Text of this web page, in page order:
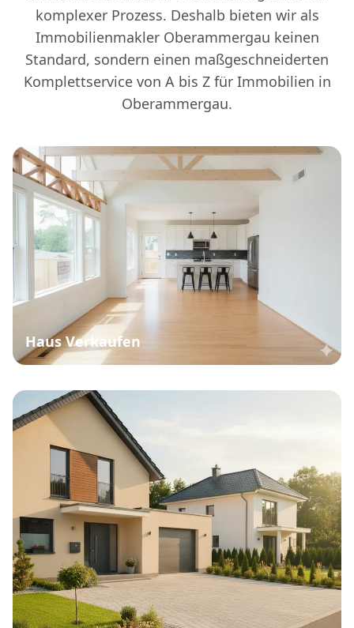
komplexer Prozess. Deshalb bieten wir als
Immobilienmakler Oberammergau keinen
Standard, sondern einen maßgeschneiderten
Komplettservice von A bis Z für Immobilien in
Oberammergau.
Haus Verkaufen